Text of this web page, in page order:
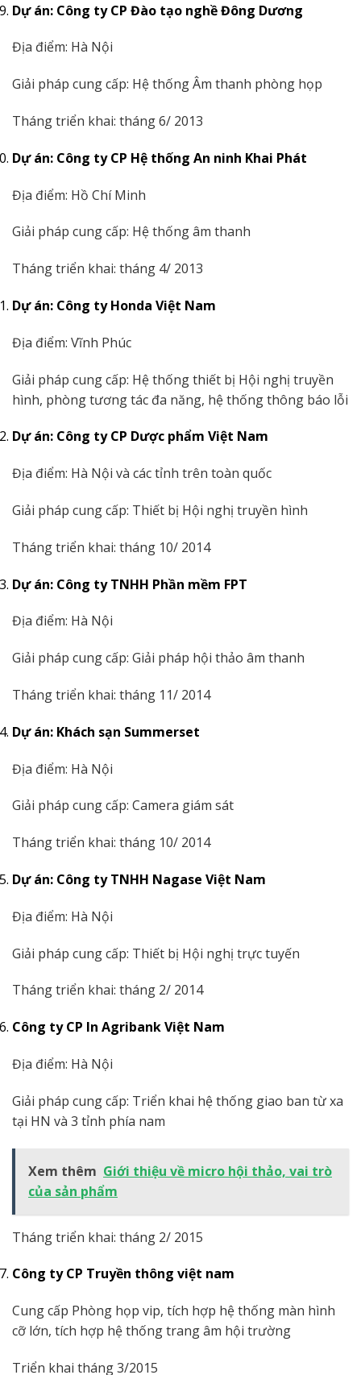
Dự án: Công ty CP Đào tạo nghề Đông Dương
Địa điểm: Hà Nội
Giải pháp cung cấp: Hệ thống Âm thanh phòng họp
Tháng triển khai: tháng 6/ 2013
Dự án: Công ty CP Hệ thống An ninh Khai Phát
Địa điểm: Hồ Chí Minh
Giải pháp cung cấp: Hệ thống âm thanh
Tháng triển khai: tháng 4/ 2013
Dự án: Công ty Honda Việt Nam
Địa điểm: Vĩnh Phúc
Giải pháp cung cấp: Hệ thống thiết bị Hội nghị truyền
hình, phòng tương tác đa năng, hệ thống thông báo lỗi
Dự án: Công ty CP Dược phẩm Việt Nam
Địa điểm: Hà Nội và các tỉnh trên toàn quốc
Giải pháp cung cấp: Thiết bị Hội nghị truyền hình
Tháng triển khai: tháng 10/ 2014
Dự án: Công ty TNHH Phần mềm FPT
Địa điểm: Hà Nội
Giải pháp cung cấp: Giải pháp hội thảo âm thanh
Tháng triển khai: tháng 11/ 2014
Dự án: Khách sạn Summerset
Địa điểm: Hà Nội
Giải pháp cung cấp: Camera giám sát
Tháng triển khai: tháng 10/ 2014
Dự án: Công ty TNHH Nagase Việt Nam
Địa điểm: Hà Nội
Giải pháp cung cấp: Thiết bị Hội nghị trực tuyến
Tháng triển khai: tháng 2/ 2014
Công ty CP In Agribank Việt Nam
Địa điểm: Hà Nội
Giải pháp cung cấp: Triển khai hệ thống giao ban từ xa
tại HN và 3 tỉnh phía nam
Xem thêm Giới thiệu về micro hội thảo, vai trò
của sản phẩm
Tháng triển khai: tháng 2/ 2015
Công ty CP Truyền thông việt nam
Cung cấp Phòng họp vip, tích hợp hệ thống màn hình
cỡ lớn, tích hợp hệ thống trang âm hội trường
Triển khai tháng 3/2015